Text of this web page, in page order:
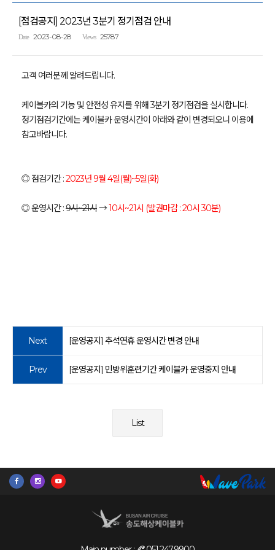
[점검공지] 2023년 3분기 정기점검 안내
Date 2023-08-28 Views 25787
고객 여러분께 알려드립니다.
케이블카의 기능 및 안전성 유지를 위해 3분기 정기점검을 실시합니다.
정기점검기간에는 케이블카 운영시간이 아래와 같이 변경되오니 이용에
참고바랍니다.
◎ 점검기간 :2023년 9월 4일(월)~5일(화)
◎ 운영시간 :9시~21시→10시~21시 (발권마감 : 20시 30분)
Next [운영공지] 추석연휴 운영시간 변경 안내
Prev [운영공지] 민방위훈련기간 케이블카 운영중지 안내
List